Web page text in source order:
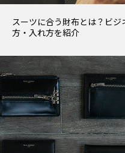
スーツに合う財布とは？ビ
方・入れ方を紹介